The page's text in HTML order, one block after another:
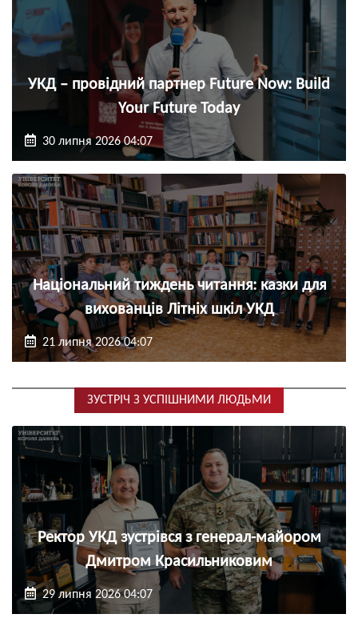
УКД – провідний партнер Future Now: Build
Your Future Today
30 липня 2026 04:07
Національний тиждень читання: казки для
вихованців Літніх шкіл УКД
21 липня 2026 04:07
ЗУСТРІЧ З УСПІШНИМИ ЛЮДЬМИ
Ректор УКД зустрівся з генерал-майором
Дмитром Красильниковим
29 липня 2026 04:07